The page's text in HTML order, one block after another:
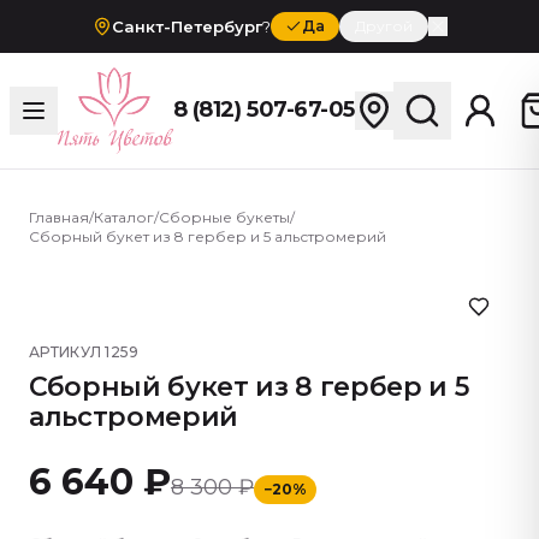
Санкт-Петербург? Да
8 (812) 507-67-05
Главная/Каталог/Сборные букеты/
Сборный букет из 8 гербер и 5 альстромерий
АРТИКУЛ1259
Сборный букет из 8 гербер и 5
альстромерий
6 640 ₽8 300 ₽ −20%